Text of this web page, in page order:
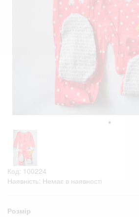
Код: 100224
Наявність: Немає в наявності
Розмір